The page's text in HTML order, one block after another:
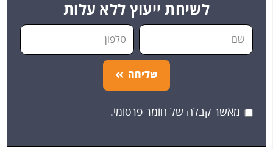
לשיחת ייעוץ ללא עלות
שליחה
מאשר קבלה של חומר פרסומי.